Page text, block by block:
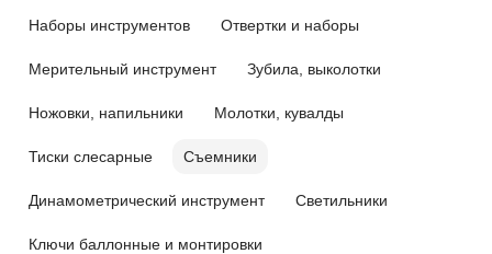
Наборы инструментов Отвертки и наборы
Мерительный инструмент Зубила, выколотки
Ножовки, напильники Молотки, кувалды
Тиски слесарные Съемники
Динамометрический инструмент Светильники
Ключи баллонные и монтировки